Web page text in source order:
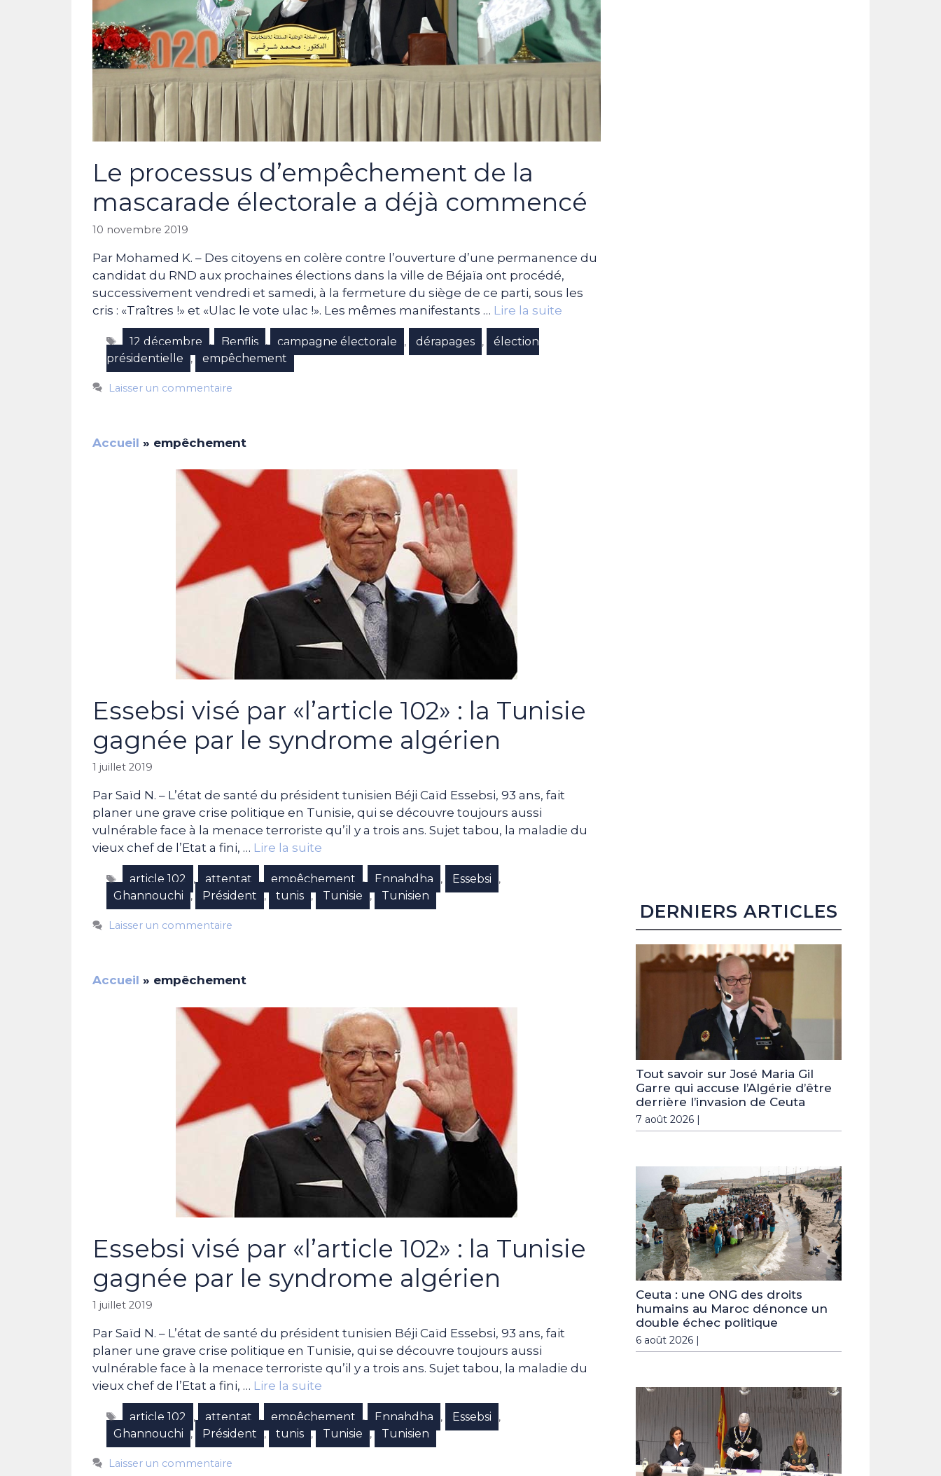
Le processus d’empêchement de la
mascarade électorale a déjà commencé
10 novembre 2019
Par Mohamed K. – Des citoyens en colère contre l’ouverture d’une permanence du
candidat du RND aux prochaines élections dans la ville de Béjaïa ont procédé,
successivement vendredi et samedi, à la fermeture du siège de ce parti, sous les
cris : «Traîtres !» et «Ulac le vote ulac !». Les mêmes manifestants … Lire la suite
Étiquettes
12 décembre , Benflis , campagne électorale , dérapages ,
élection
présidentielle
, empêchement
Laisser un commentaire
Accueil » empêchement
Essebsi visé par «l’article 102» : la Tunisie
gagnée par le syndrome algérien
1 juillet 2019
Par Saïd N. – L’état de santé du président tunisien Béji Caïd Essebsi, 93 ans, fait
planer une grave crise politique en Tunisie, qui se découvre toujours aussi
vulnérable face à la menace terroriste qu’il y a trois ans. Sujet tabou, la maladie du
vieux chef de l’Etat a fini, … Lire la suite
Étiquettes
article 102 , attentat , empêchement , Ennahdha , Essebsi ,
Ghannouchi , Président , tunis , Tunisie , Tunisien
Laisser un commentaire
Accueil » empêchement
Essebsi visé par «l’article 102» : la Tunisie
gagnée par le syndrome algérien
1 juillet 2019
Par Saïd N. – L’état de santé du président tunisien Béji Caïd Essebsi, 93 ans, fait
planer une grave crise politique en Tunisie, qui se découvre toujours aussi
vulnérable face à la menace terroriste qu’il y a trois ans. Sujet tabou, la maladie du
vieux chef de l’Etat a fini, … Lire la suite
Étiquettes
article 102 , attentat , empêchement , Ennahdha , Essebsi ,
Ghannouchi , Président , tunis , Tunisie , Tunisien
Laisser un commentaire
DERNIERS ARTICLES
Tout savoir sur José Maria Gil
Garre qui accuse l’Algérie d’être
derrière l’invasion de Ceuta
7 août 2026 |
Ceuta : une ONG des droits
humains au Maroc dénonce un
double échec politique
6 août 2026 |